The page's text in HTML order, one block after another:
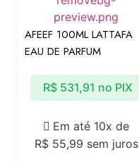
AFEEF 100ML LATTAFA
EAU DE PARFUM
Em até 10x de
R$55,99 sem juros
R$531,91 no PIX